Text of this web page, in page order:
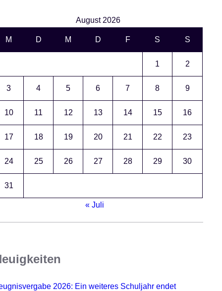
August 2026
M D M D F S S
1 2
3 4 5 6 7 8 9
10 11 12 13 14 15 16
17 18 19 20 21 22 23
24 25 26 27 28 29 30
31
« Juli
2026: Ein weiteres Schuljahr endet